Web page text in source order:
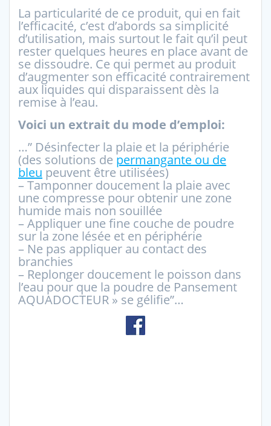
La particularité de ce produit, qui en fait
l’efficacité, c’est d’abords sa simplicité
d’utilisation, mais surtout le fait qu’il peut
rester quelques heures en place avant de
se dissoudre. Ce qui permet au produit
d’augmenter son efficacité contrairement
aux liquides qui disparaissent dès la
remise à l’eau.
Voici un extrait du mode d’emploi:
…” Désinfecter la plaie et la périphérie
(des solutions de permangante ou de
bleu peuvent être utilisées)
– Tamponner doucement la plaie avec
une compresse pour obtenir une zone
humide mais non souillée
– Appliquer une fine couche de poudre
sur la zone lésée et en périphérie
– Ne pas appliquer au contact des
branchies
– Replonger doucement le poisson dans
l’eau pour que la poudre de Pansement
AQUADOCTEUR » se gélifie”…